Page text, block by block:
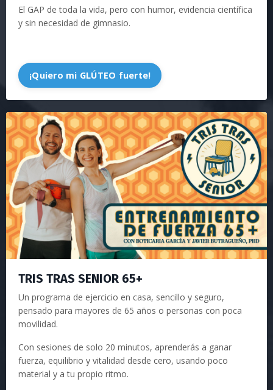
El GAP de toda la vida, pero con humor, evidencia científica
y sin necesidad de gimnasio.
¡Quiero mi GLÚTEO fuerte!
TRIS TRAS SENIOR 65+
Un programa de ejercicio en casa, sencillo y seguro,
pensado para mayores de 65 años o personas con poca
movilidad.
Con sesiones de solo 20 minutos, aprenderás a ganar
fuerza, equilibrio y vitalidad desde cero, usando poco
material y a tu propio ritmo.